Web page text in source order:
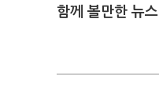
함께 볼만한 뉴스